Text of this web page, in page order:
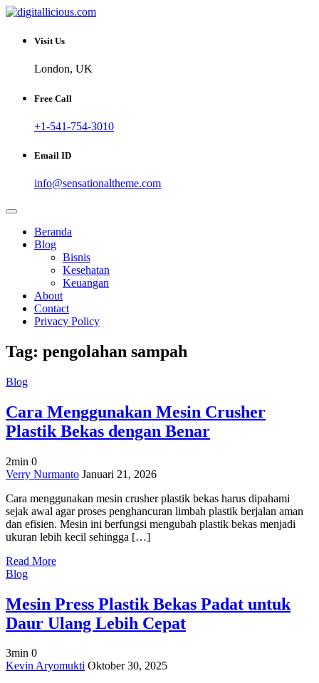
Skip
content
digitallicious.com
Sharing Digital Information
Visit Us
London, UK
Free Call
+1-541-754-3010
Email ID
info@sensationaltheme.com
Beranda
Blog
Bisnis
Kesehatan
Keuangan
About
Contact
Privacy Policy
Tag: pengolahan sampah
Blog
Cara Menggunakan Mesin Crusher
Plastik Bekas dengan Benar
2min 0
on
Menggunakan
Mesin
Crusher
Plastik
dengan
Benar
Verry Nurmanto Januari 21, 2026
Cara menggunakan mesin crusher plastik bekas harus dipahami
sejak awal agar proses penghancuran limbah plastik berjalan aman
dan efisien. Mesin ini berfungsi mengubah plastik bekas menjadi
ukuran lebih kecil sehingga […]
Read More
Blog
Mesin Press Plastik Bekas Padat untuk
Daur Ulang Lebih Cepat
3min 0
on
Kevin Aryomukti Oktober 30, 2025